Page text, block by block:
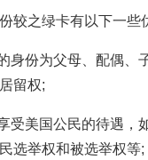
较之绿卡有以下一些
身份为父母、配偶、
留权;
受美国公民的待遇，
选举权和被选举权等;